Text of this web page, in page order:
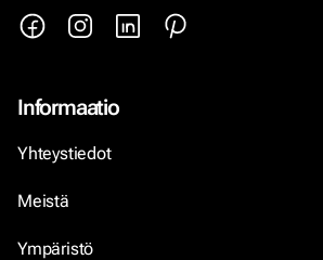
Informaatio
Yhteystiedot
Meistä
Ympäristö